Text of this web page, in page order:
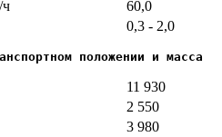
ч
60,0
0,3 - 2,0
положении и масса
11 930
2 550
3 980